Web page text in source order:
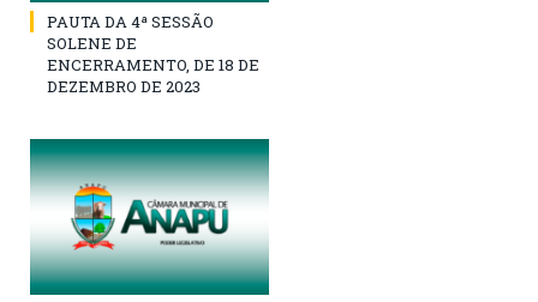
PAUTA DA 4ª SESSÃO
SOLENE DE
ENCERRAMENTO, DE 18 DE
DEZEMBRO DE 2023